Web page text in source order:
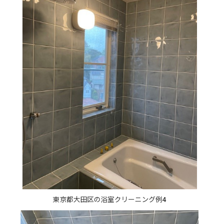
東京都大田区の浴室クリーニング例4